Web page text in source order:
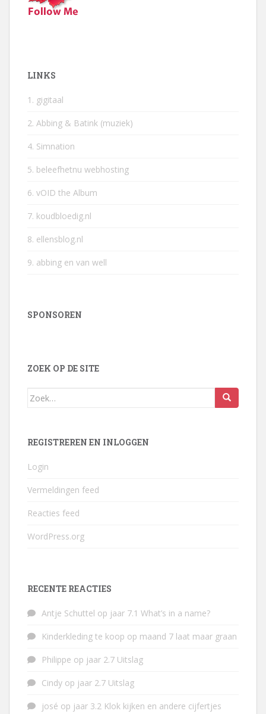
LINKS
1. gigitaal
2. Abbing & Batink (muziek)
4. Simnation
5. beleefhetnu webhosting
6. vOID the Album
7. koudbloedig.nl
8. ellensblog.nl
9. abbing en van well
SPONSOREN
ZOEK OP DE SITE
Zoek
REGISTREREN EN INLOGGEN
Login
Vermeldingen feed
Reacties feed
WordPress.org
RECENTE REACTIES
Antje Schuttel op jaar 7.1 What’s in a name?
Kinderkleding te koop op maand 7 laat maar graan
Philippe op jaar 2.7 Uitslag
Cindy op jaar 2.7 Uitslag
josé op jaar 3.2 Klok kijken en andere cijfertjes